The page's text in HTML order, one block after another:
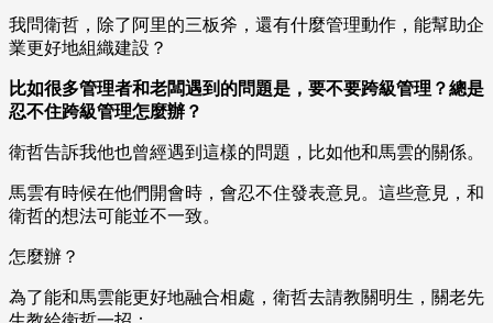
我問衛哲，除了阿里的三板斧，還有什麼管理動作，能幫助企
業更好地組織建設？
比如很多管理者和老闆遇到的問題是，要不要跨級管理？總是
忍不住跨級管理怎麼辦？
衛哲告訴我他也曾經遇到這樣的問題，比如他和馬雲的關係。
馬雲有時候在他們開會時，會忍不住發表意見。這些意見，和
衛哲的想法可能並不一致。
怎麼辦？
為了能和馬雲能更好地融合相處，衛哲去請教關明生，關老先